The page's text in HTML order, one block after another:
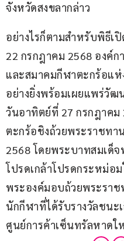
จังหวัดสงขลากล่าว
อย่างไรก็ตามสำหรับพิธีเ
22 กรกฎาคม 2568 องค์
และสมาคมกีฬาตะกร้อแห่
อย่างยิ่งพร้อมเผยแพร่วัฒ
วันอาทิตย์ที่ 27 กรกฎาค
ตะกร้อชิงถ้วยพระราชทา
2568 โดยพระบาทสมเด็
โปรดเกล้าโปรดกระหม่
พระองค์มอบถ้วยพระรา
นักกีฬาที่ได้รับรางวัลชน
ศูนย์การค้าเซ็นทรัลหาดใ